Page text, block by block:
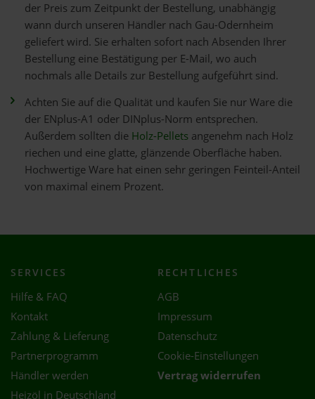
der Preis zum Zeitpunkt der Bestellung, unabhängig
wann durch unseren Händler nach Gau-Odernheim
geliefert wird. Sie erhalten sofort nach Absenden Ihrer
Bestellung eine Bestätigung per E-Mail, wo auch
nochmals alle Details zur Bestellung aufgeführt sind.
Achten Sie auf die Qualität und kaufen Sie nur Ware die
der ENplus-A1 oder DINplus-Norm entsprechen.
Außerdem sollten die Holz-Pellets angenehm nach Holz
riechen und eine glatte, glänzende Oberfläche haben.
Hochwertige Ware hat einen sehr geringen Feinteil-Anteil
von maximal einem Prozent.
SERVICES
Hilfe & FAQ
Kontakt
Zahlung & Lieferung
Partnerprogramm
Händler werden
Heizöl in Deutschland
RECHTLICHES
AGB
Impressum
Datenschutz
Cookie-Einstellungen
Vertrag widerrufen